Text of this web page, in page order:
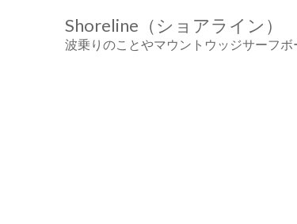
Shoreline（ショアライン）
波乗りのことやマウントウッジサーフ